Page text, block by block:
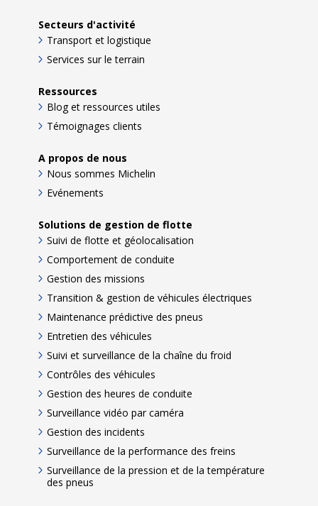
Secteurs d'activité
Transport et logistique
Services sur le terrain
Ressources
Blog et ressources utiles
Témoignages clients
A propos de nous
Nous sommes Michelin
Evénements
Solutions de gestion de flotte
Suivi de flotte et géolocalisation
Comportement de conduite
Gestion des missions
Transition & gestion de véhicules électriques
Maintenance prédictive des pneus
Entretien des véhicules
Suivi et surveillance de la chaîne du froid
Contrôles des véhicules
Gestion des heures de conduite
Surveillance vidéo par caméra
Gestion des incidents
Surveillance de la performance des freins
Surveillance de la pression et de la température
des pneus